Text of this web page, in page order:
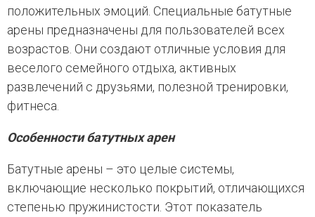
положительных эмоций. Специальные батутные
арены предназначены для пользователей всех
возрастов. Они создают отличные условия для
веселого семейного отдыха, активных
развлечений с друзьями, полезной тренировки,
фитнеса.
Особенности батутных арен
Батутные арены – это целые системы,
включающие несколько покрытий, отличающихся
степенью пружинистости. Этот показатель